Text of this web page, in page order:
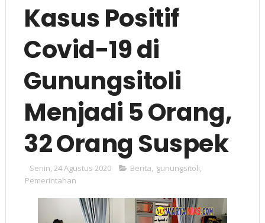
Kasus Positif
Covid-19 di
Gunungsitoli
Menjadi 5 Orang,
32 Orang Suspek
Senin, 24 Agustus 2020 Berita, gunungsitoli,
Pemerintahan